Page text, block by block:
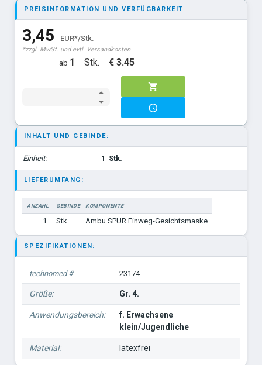
PREISINFORMATION UND VERFÜGBARKEIT
3,45 EUR*/Stk.
*zzgl. MwSt. und evtl. Versandkosten
ab 1 Stk. € 3.45
INHALT UND GEBINDE:
Einheit: 1 Stk.
LIEFERUMFANG:
ANZAHL GEBINDE
KOMPONENTE
1
Stk. Ambu SPUR Einweg-Gesichtsmaske
SPEZIFIKATIONEN:
technomed # 23174
Größe: Gr. 4.
Anwendungsbereich:
f. Erwachsene
klein/Jugendliche
Material: latexfrei